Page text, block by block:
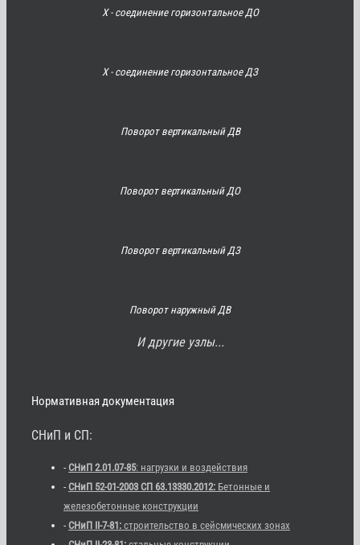
Х - соединение горизонтальное ДО
Х - соединение горизонтальное ДЗ
Поворот вертикальный ДВ
Поворот вертикальный ДО
Поворот вертикальный ДЗ
Поворот наружный ДВ
И другие узлы...
Нормативная документация
СНиП и СП:
- СНиП 2.01.07-85: нагрузки и воздействия
- СНиП 52-01-2003 СП 63.13330.2012: Бетонные и
железобетонные конструкции
- СНиП II-7-81: строительство в сейсмических зонах